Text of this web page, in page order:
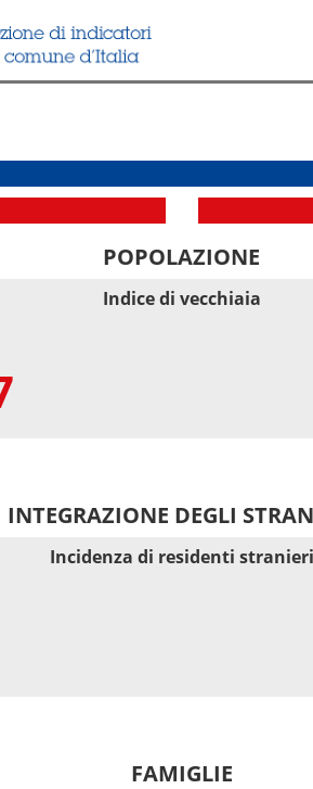
POPOLAZIONE
Indice di vecchiaia
INTEGRAZIONE DEGLI
Incidenza di residenti stranieri
FAMIGLIE